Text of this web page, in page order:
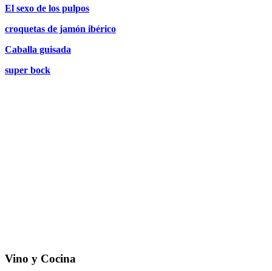
El sexo de los pulpos
croquetas de jamón ibérico
Caballa guisada
super bock
Vino y Cocina